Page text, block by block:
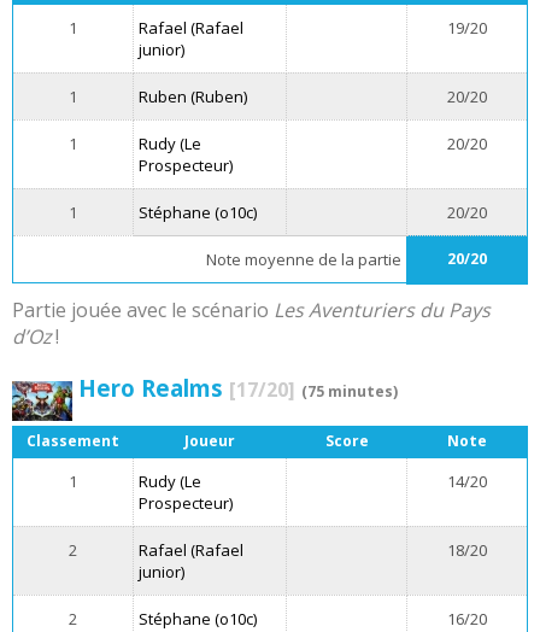
1
Rafael (Rafael
junior)
19/20
1 Ruben (Ruben) 20/20
1
Rudy (Le
Prospecteur)
20/20
1 Stéphane (o10c) 20/20
Note moyenne de la partie 20/20
Partie jouée avec le scénario Les Aventuriers du Pays
d’Oz!
Hero Realms [17/20] (75 minutes)
Classement Joueur Score Note
1
Rudy (Le
Prospecteur)
14/20
2
Rafael (Rafael
junior)
18/20
2 Stéphane (o10c) 16/20